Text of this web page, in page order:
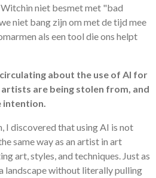
niet besmet met "bad
niet bang zijn om met de tijd mee
als een tool die ons helpt
about the use of AI for
are being stolen from, and
intention.
I discovered that using AI is not
same way as an artist in art
art, styles, and techniques. Just as
landscape without literally pulling